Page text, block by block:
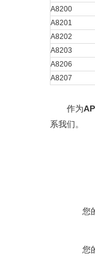
A8200
A8201
A8202
A8203
A8206
A8207
作为
系我们。
您
您